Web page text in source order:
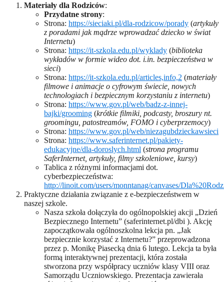
Materiały dla Rodziców:
Przydatne strony:
Strona: https://sieciaki.pl/dla-rodzicow/porady (artykuły
z poradami jak mądrze wprowadzać dziecko w świat
Internetu)
Strona: https://it-szkola.edu.pl/wyklady (biblioteka
wykładów w formie wideo dot. i.in. bezpieczeństwa w
sieci)
Strona: https://it-szkola.edu.pl/articles,info,2 (materiały
filmowe i animacje o cyfrowym świecie, nowych
technologiach i bezpiecznym korzystaniu z internetu)
Strona: https://www.gov.pl/web/badz-z-innej-
bajki/grooming (krótkie filmiki, podcasty, broszury nt.
groomingu, patostreamów, FOMO i cyberprzemocy)
Strona: https://www.gov.pl/web/niezagubdzieckawsieci
Strona: https://www.saferinternet.pl/pakiety-
edukacyjne/dla-doroslych.html (strona programu
SaferInternet, artykuły, filmy szkoleniowe, kursy)
Tablica z różnymi informacjami dot.
cyberbezpieczeństwa:
http://linoit.com/users/monntanag/canvases/
Praktyczne działania związanie z e-bezpieczeństwem w
naszej szkole.
Nasza szkoła dołączyła do ogólnopolskiej akcji „Dzień
Bezpiecznego Internetu” (saferinternet.pl/dbi ). Akcję
zapoczątkowała ogólnoszkolna lekcja pn. „Jak
bezpiecznie korzystać z Internetu?” przeprowadzona
przez p. Monikę Piasecką dnia 6 lutego. Lekcja ta była
formą interaktywnej prezentacji, która została
stworzona przy współpracy uczniów klasy VIII oraz
Samorządu Uczniowskiego. Prezentacja zawierała